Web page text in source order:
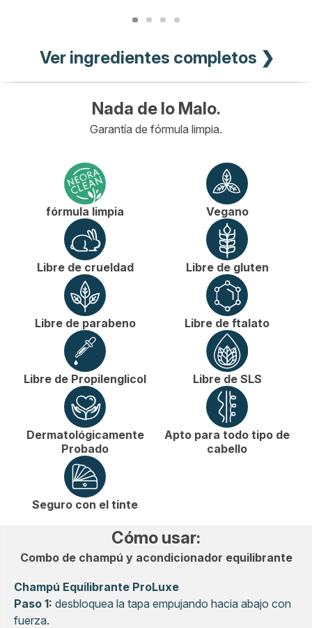
Ver ingredientes completos ❯
Nada de lo Malo.
Garantía de fórmula limpia.
fórmula limpia Vegano
Libre de crueldad Libre de gluten
Libre de parabeno Libre de ftalato
Libre de Propilenglicol Libre de SLS
Dermatológicamente
Probado
Apto para todo tipo de
cabello
Seguro con el tinte
Cómo usar:
Combo de champú y acondicionador equilibrante
Champú Equilibrante ProLuxe
Paso 1: desbloquea la tapa empujando hacia abajo con
fuerza.